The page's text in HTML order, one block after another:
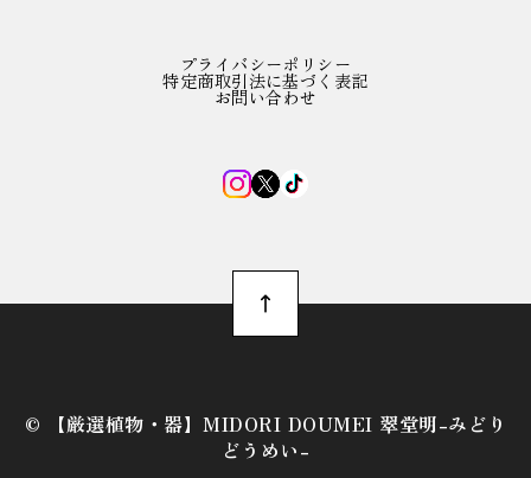
プライバシーポリシー
特定商取引法に基づく表記
お問い合わせ
©︎ 【厳選植物・器】MIDORI DOUMEI 翠堂明-みどり
どうめい-